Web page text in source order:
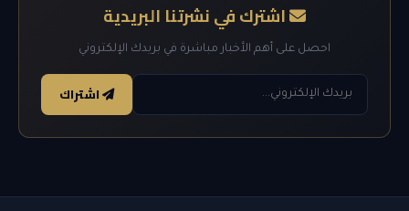
اشترك في نشرتنا البريدية
احصل على أهم الأخبار مباشرة في بريدك الإلكتروني
اشتراك